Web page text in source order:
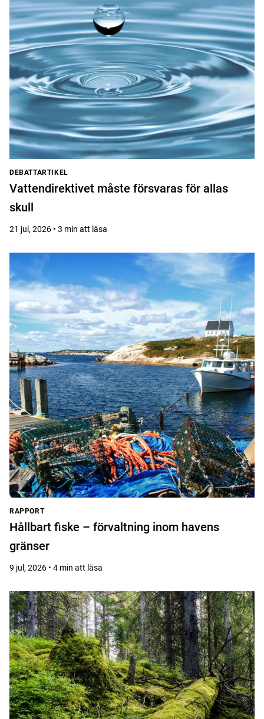
DEBATTARTIKEL
Vattendirektivet måste försvaras för allas
skull
21 jul, 2026 • 3 min att läsa
RAPPORT
Hållbart fiske – förvaltning inom havens
gränser
9 jul, 2026 • 4 min att läsa